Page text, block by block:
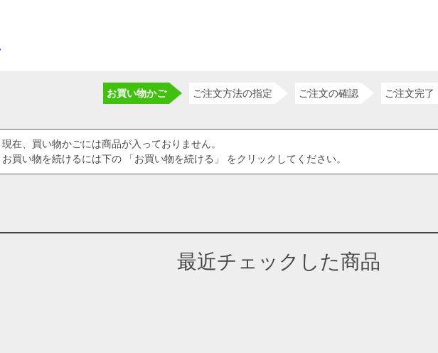
お買い物かご ご注文方法の指定 ご注文の確認 ご注文完了
現在、買い物かごには商品が入っておりません。
お買い物を続けるには下の 「お買い物を続ける」 をクリックしてください。
最近チェックした商品